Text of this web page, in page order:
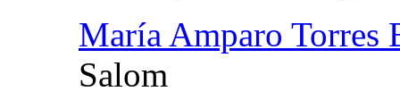
María Amparo Torres
Salom